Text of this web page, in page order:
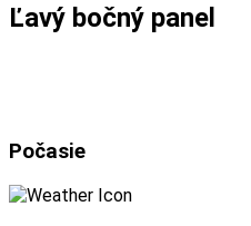
Ľavý bočný panel
Počasie